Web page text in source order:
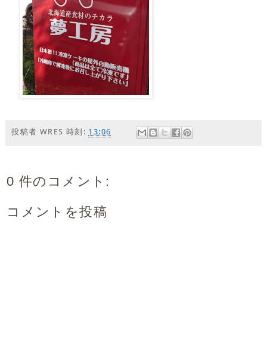
投稿者 WRES 時刻: 13:06
0 件のコメント:
コメントを投稿